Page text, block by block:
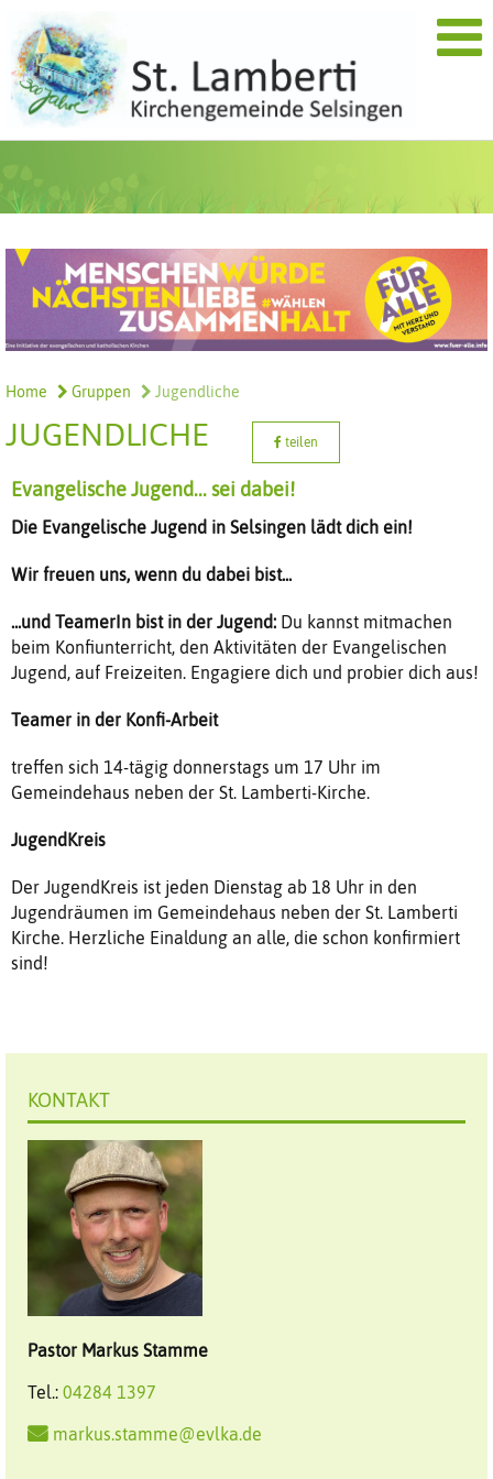
Home Gruppen Jugendliche
JUGENDLICHE teilen
Evangelische Jugend... sei dabei!
Die Evangelische Jugend in Selsingen lädt dich ein!
Wir freuen uns, wenn du dabei bist...
...und TeamerIn bist in der Jugend: Du kannst mitmachen
beim Konfiunterricht, den Aktivitäten der Evangelischen
Jugend, auf Freizeiten. Engagiere dich und probier dich aus!
Teamer in der Konfi-Arbeit
treffen sich 14-tägig donnerstags um 17 Uhr im
Gemeindehaus neben der St. Lamberti-Kirche.
JugendKreis
Der JugendKreis ist jeden Dienstag ab 18 Uhr in den
Jugendräumen im Gemeindehaus neben der St. Lamberti
Kirche. Herzliche Einaldung an alle, die schon konfirmiert
sind!
KONTAKT
Pastor Markus Stamme
Tel.: 04284 1397
markus.stamme@evlka.de